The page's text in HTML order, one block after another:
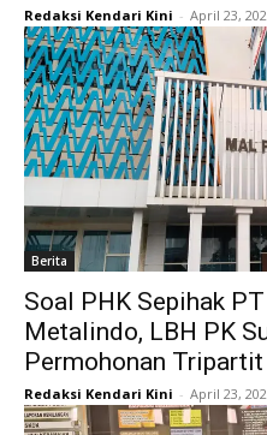
Redaksi Kendari Kini - April 23,
Berita
Soal PHK Sepihak
Metalindo, LBH PK
Permohonan Tripartit
Redaksi Kendari Kini - April 23,